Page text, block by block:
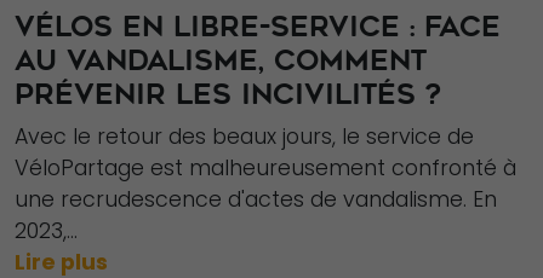
VÉLOS EN LIBRE-SERVICE : FACE
AU VANDALISME, COMMENT
PRÉVENIR LES INCIVILITÉS ?
Avec le retour des beaux jours, le service de
VéloPartage est malheureusement confronté à
une recrudescence d'actes de vandalisme. En
2023,...
Lire plus
site, vous
augmentez les
chances de
voir du
contenu et des
offres
personnalisés.